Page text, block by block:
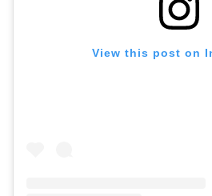
View this post on